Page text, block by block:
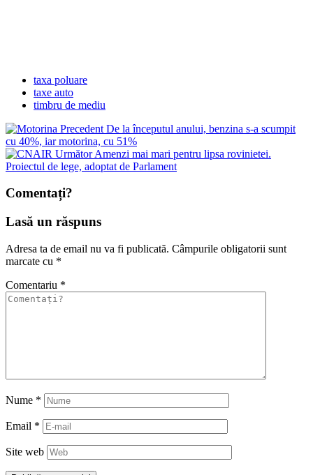
taxa poluare
taxe auto
timbru de mediu
Precedent De la începutul anului, benzina s-a scumpit
cu 40%, iar motorina, cu 51%
Următor Amenzi mai mari pentru lipsa rovinietei.
Proiectul de lege, adoptat de Parlament
Comentați?
Lasă un răspuns
Adresa ta de email nu va fi publicată. Câmpurile obligatorii sunt
marcate cu *
Comentariu *
Nume *
Email *
Site web